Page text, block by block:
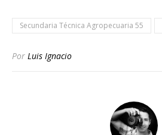
Secundaria Técnica Agropecuaria 55
Por Luis Ignacio